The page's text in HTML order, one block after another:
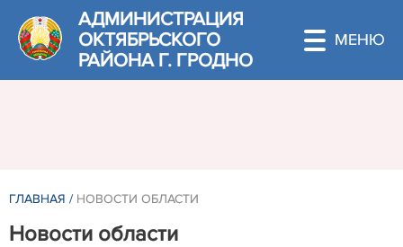
АДМИНИСТРАЦИЯ
ОКТЯБРЬСКОГО
РАЙОНА Г. ГРОДНО
ГЛАВНАЯ / НОВОСТИ ОБЛАСТИ
Новости области